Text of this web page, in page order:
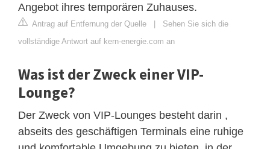
Angebot ihres temporären Zuhauses.
Antrag auf Entfernung der Quelle | Sehen Sie sich die
vollständige Antwort auf kern-energie.com an
Was ist der Zweck einer VIP-
Lounge?
Der Zweck von VIP-Lounges besteht darin ,
abseits des geschäftigen Terminals eine ruhige